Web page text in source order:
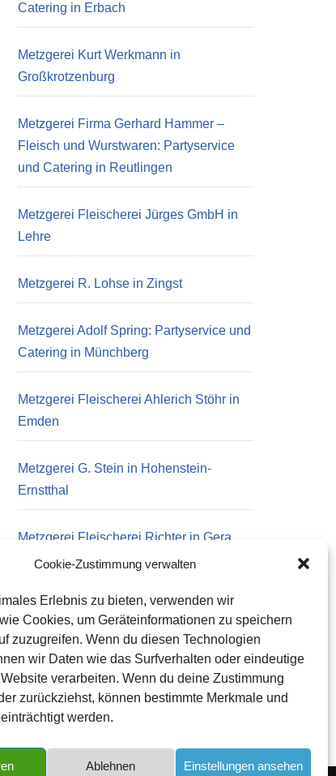
Cookie-Zustimmung verwalten
Erlebnis zu bieten, verwenden wir
Cookies, um Geräteinformationen zu speichern
zuzugreifen. Wenn du diesen Technologien
wir Daten wie das Surfverhalten oder eindeutige
Website verarbeiten. Wenn du deine Zustimmung
zurückziehst, können bestimmte Merkmale und
werden.
Ablehnen Einstellungen ansehen
Catering in Erbach
Metzgerei Kurt Werkmann in
Großkrotzenburg
Metzgerei Firma Gerhard Hammer –
Fleisch und Wurstwaren: Partyservice
und Catering in Reutlingen
Metzgerei Fleischerei Jürges GmbH in
Lehre
Metzgerei R. Lohse in Zingst
Metzgerei Adolf Spring: Partyservice und
Catering in Münchberg
Metzgerei Fleischerei Ahlerich Stöhr in
Emden
Metzgerei G. Stein in Hohenstein-
Ernstthal
Metzgerei Fleischerei Richter in Gera
Datenschutz
Kontakt zu uns
Impressum
Cookie-Richtlinie (EU)